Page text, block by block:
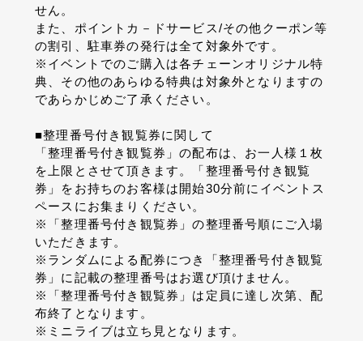
せん。
また、ポイントカ－ドサービス/その他クーポン等
の割引、駐車券の発行は全て対象外です。
※イベントでのご購入は各チェーンオリジナル特
典、その他のあらゆる特典は対象外となりますの
であらかじめご了承ください。
■整理番号付き観覧券に関して
「整理番号付き観覧券」の配布は、お一人様１枚
を上限とさせて頂きます。「整理番号付き観覧
券」をお持ちのお客様は開始30分前にイベントス
ペースにお集まりください。
※「整理番号付き観覧券」の整理番号順にご入場
いただきます。
※ランダムによる配券につき「整理番号付き観覧
券」に記載の整理番号はお選び頂けません。
※「整理番号付き観覧券」は定員に達し次第、配
布終了となります。
※ミニライブは立ち見となります。